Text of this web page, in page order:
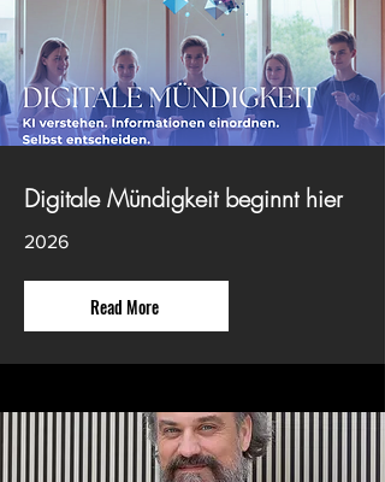
Digitale Mündigkeit beginnt hier
2026
Read More